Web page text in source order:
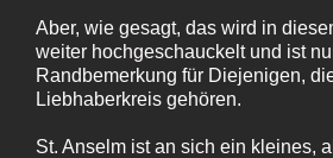
Aber, wie gesagt, das wird in
weiter hochgeschauckelt und ist
Randbemerkung für Diejenigen,
Liebhaberkreis gehören.
St. Anselm ist an sich ein kleines,